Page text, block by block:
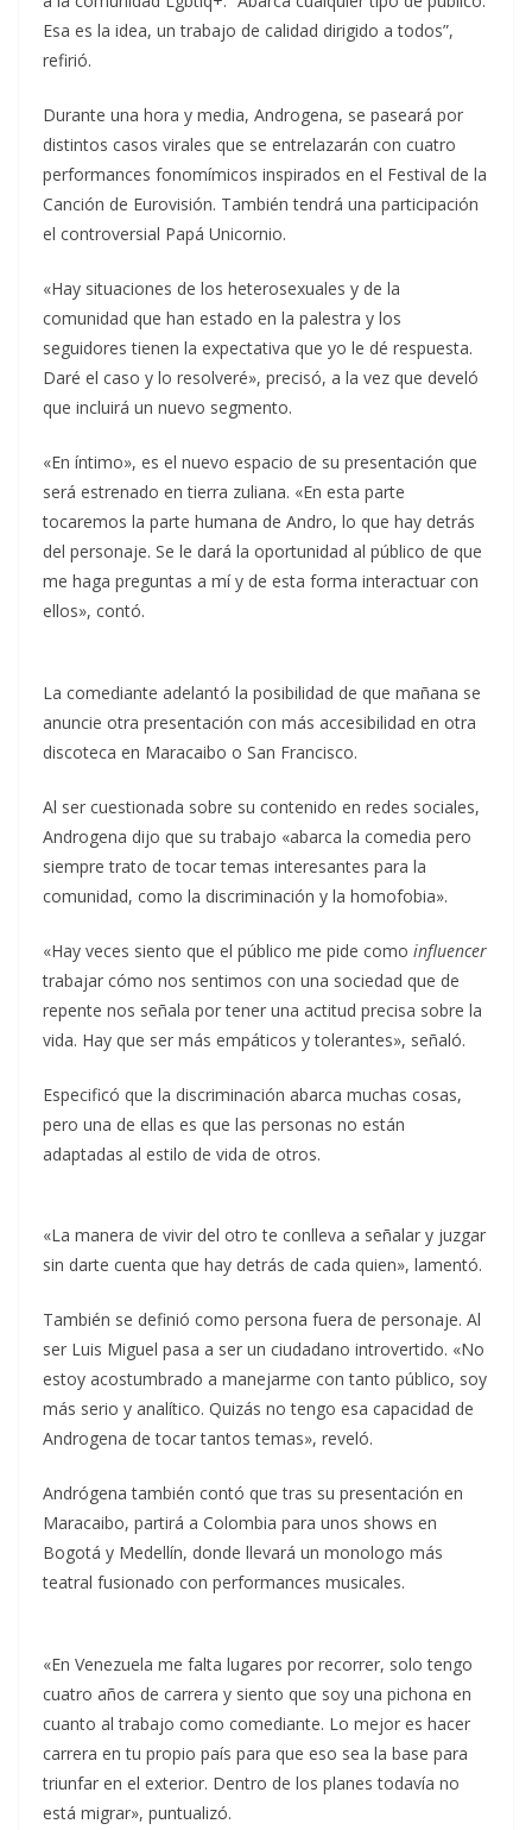
Esa es la idea, un trabajo de calidad dirigido a todos”,
refirió.
Durante una hora y media, Androgena, se paseará por
distintos casos virales que se entrelazarán con cuatro
performances fonomímicos inspirados en el Festival de la
Canción de Eurovisión. También tendrá una participación
el controversial Papá Unicornio.
«Hay situaciones de los heterosexuales y de la
comunidad que han estado en la palestra y los
seguidores tienen la expectativa que yo le dé respuesta.
Daré el caso y lo resolveré», precisó, a la vez que develó
que incluirá un nuevo segmento.
«En íntimo», es el nuevo espacio de su presentación que
será estrenado en tierra zuliana. «En esta parte
tocaremos la parte humana de Andro, lo que hay detrás
del personaje. Se le dará la oportunidad al público de que
me haga preguntas a mí y de esta forma interactuar con
ellos», contó.
La comediante adelantó la posibilidad de que mañana se
anuncie otra presentación con más accesibilidad en otra
discoteca en Maracaibo o San Francisco.
Al ser cuestionada sobre su contenido en redes sociales,
Androgena dijo que su trabajo «abarca la comedia pero
siempre trato de tocar temas interesantes para la
comunidad, como la discriminación y la homofobia».
«Hay veces siento que el público me pide como influencer
trabajar cómo nos sentimos con una sociedad que de
repente nos señala por tener una actitud precisa sobre la
vida. Hay que ser más empáticos y tolerantes», señaló.
Especificó que la discriminación abarca muchas cosas,
pero una de ellas es que las personas no están
adaptadas al estilo de vida de otros.
«La manera de vivir del otro te conlleva a señalar y juzgar
sin darte cuenta que hay detrás de cada quien», lamentó.
También se definió como persona fuera de personaje. Al
ser Luis Miguel pasa a ser un ciudadano introvertido. «No
estoy acostumbrado a manejarme con tanto público, soy
más serio y analítico. Quizás no tengo esa capacidad de
Androgena de tocar tantos temas», reveló.
Andrógena también contó que tras su presentación en
Maracaibo, partirá a Colombia para unos shows en
Bogotá y Medellín, donde llevará un monologo más
teatral fusionado con performances musicales.
«En Venezuela me falta lugares por recorrer, solo tengo
cuatro años de carrera y siento que soy una pichona en
cuanto al trabajo como comediante. Lo mejor es hacer
carrera en tu propio país para que eso sea la base para
triunfar en el exterior. Dentro de los planes todavía no
está migrar», puntualizó.